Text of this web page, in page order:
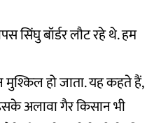
सिंघु बॉर्डर लौट रहे थे. हम
मुश्किल हो जाता. यह कहते हैं,
अलावा गैर किसान भी